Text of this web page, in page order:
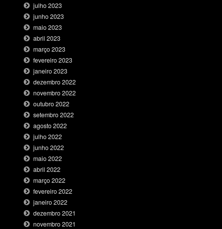
julho 2023
junho 2023
maio 2023
abril 2023
março 2023
fevereiro 2023
janeiro 2023
dezembro 2022
novembro 2022
outubro 2022
setembro 2022
agosto 2022
julho 2022
junho 2022
maio 2022
abril 2022
março 2022
fevereiro 2022
janeiro 2022
dezembro 2021
novembro 2021